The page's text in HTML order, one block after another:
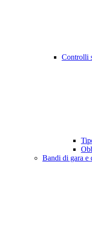
Controlli
Bandi di gara e